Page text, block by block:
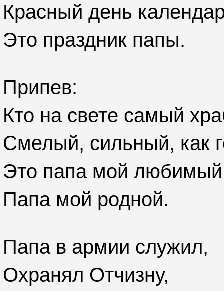
Красный день
Это праздник папы.
Припев:
Кто на свете самый
Смелый, сильный, как
Это папа мой
Папа мой родной.
Папа в армии служил,
Охранял Отчизну,